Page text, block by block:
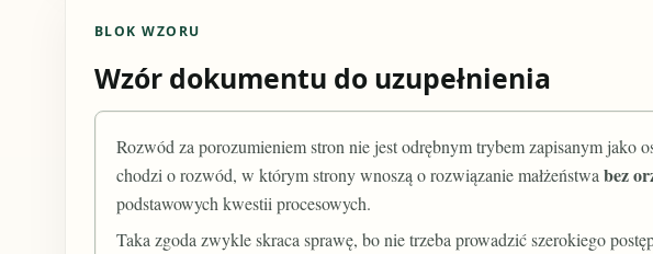
BLOK WZORU
Wzór dokumentu do uzupełnienia
Rozwód za porozumieniem stron nie jest odrębnym trybem zapisanym jako
chodzi o rozwód, w którym strony wnoszą o rozwiązanie małżeństwabez
podstawowych kwestii procesowych.
Taka zgoda zwykle skraca sprawę, bo nie trzeba prowadzić szerokiego